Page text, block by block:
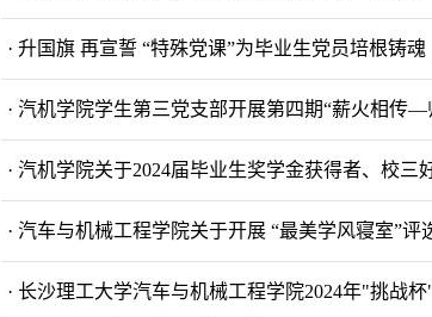
· 升国旗 再宣誓 “特殊党课”为毕业生党员培根铸魂
· 汽机学院学生第三党支部开展第四期“薪火相传
· 汽机学院关于2024届毕业生奖学金获得者、校
· 汽车与机械工程学院关于开展 “最美学风寝室”评
· 长沙理工大学汽车与机械工程学院2024年"挑战